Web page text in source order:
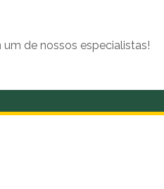
de nossos especialistas!